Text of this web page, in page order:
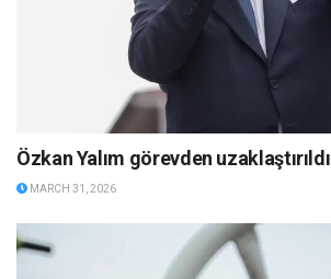
Özkan Yalım görevden uzaklaştırıldı
MARCH 31, 2026